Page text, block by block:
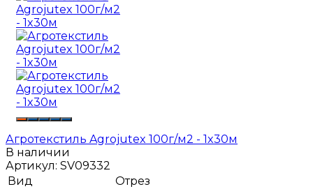
Агротекстиль Agrojutex 100г/м2 - 1x30м
В наличии
Артикул: SV09332
Вид
Отрез